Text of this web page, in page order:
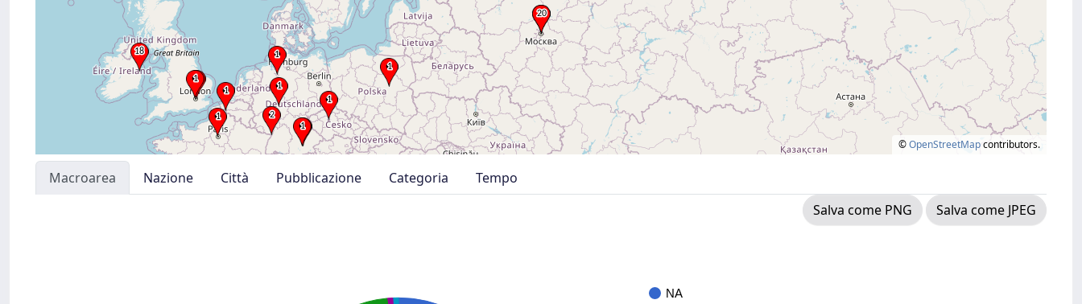
©OpenStreetMapcontributors.
Macroarea Nazione Città Pubblicazione Categoria
Tempo
Salva come PNG
Salva come JPEG
NA